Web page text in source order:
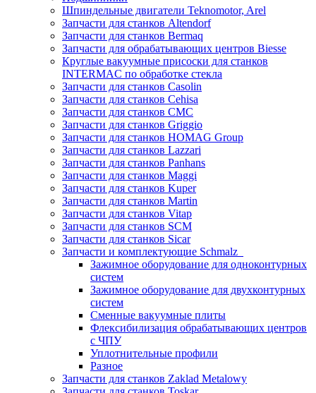
Шпиндельные двигатели Teknomotor, Arel
Запчасти для станков Altendorf
Запчасти для станков Bermaq
Запчасти для обрабатывающих центров Biesse
Круглые вакуумные присоски для станков
INTERMAC по обработке стекла
Запчасти для станков Casolin
Запчасти для станков Cehisa
Запчасти для станков CMC
Запчасти для станков Griggio
Запчасти для станков HOMAG Group
Запчасти для станков Lazzari
Запчасти для станков Panhans
Запчасти для станков Maggi
Запчасти для станков Kuper
Запчасти для станков Martin
Запчасти для станков Vitap
Запчасти для станков SCM
Запчасти для станков Sicar
Запчасти и комплектующие Schmalz
Зажимное оборудование для одноконтурных
систем
Зажимное оборудование для двухконтурных
систем
Сменные вакуумные плиты
Флексибилизация обрабатывающих центров
с ЧПУ
Уплотнительные профили
Разное
Запчасти для станков Zaklad Metalowy